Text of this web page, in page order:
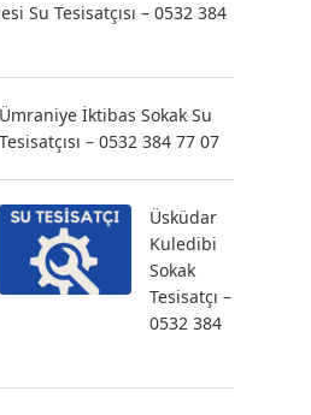
Su Tesisatçısı – 0532 384
Ümraniye İktibas Sokak Su
Tesisatçısı – 0532 384 77 07
Üsküdar
Kuledibi
Sokak
Tesisatçı –
0532 384